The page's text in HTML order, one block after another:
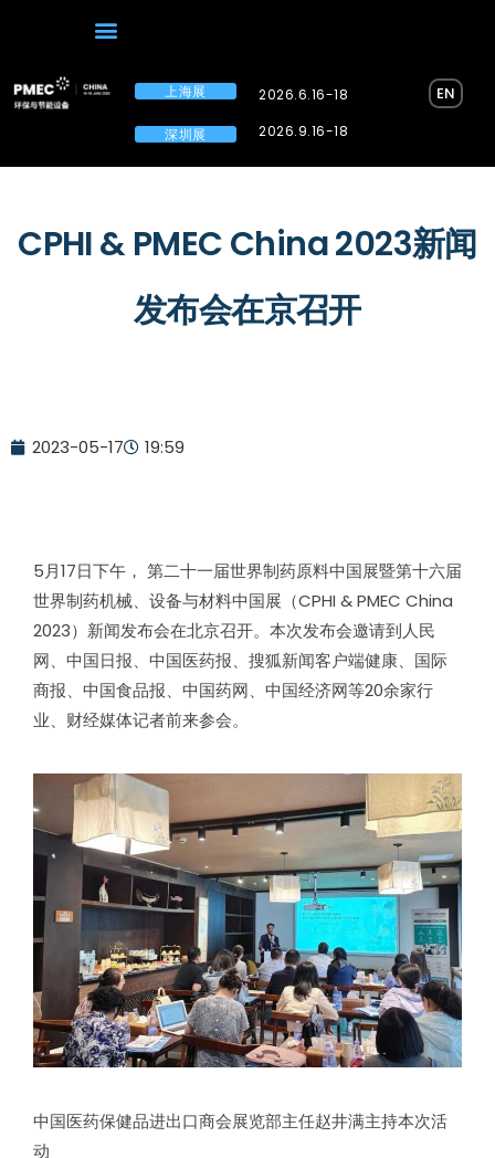
上海展
深圳展
2026.6.16-18
2026.9.16-18
EN
CPHI & PMEC China 2023新闻
发布会在京召开
2023-05-17 19:59
5月17日下午， 第二十一届世界制药原料中国展暨第十六届
世界制药机械、设备与材料中国展（CPHI & PMEC China
2023）新闻发布会在北京召开。本次发布会邀请到人民
网、中国日报、中国医药报、搜狐新闻客户端健康、国际
商报、中国食品报、中国药网、中国经济网等20余家行
业、财经媒体记者前来参会。
中国医药保健品进出口商会展览部主任赵井满主持本次活
动